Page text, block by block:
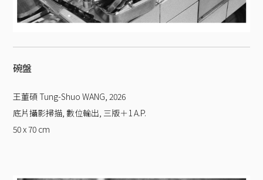
碗盤
王董碩 Tung-Shuo WANG, 2026
底片攝影掃描, 數位輸出, 三版＋1 A.P.
50 x 70 cm